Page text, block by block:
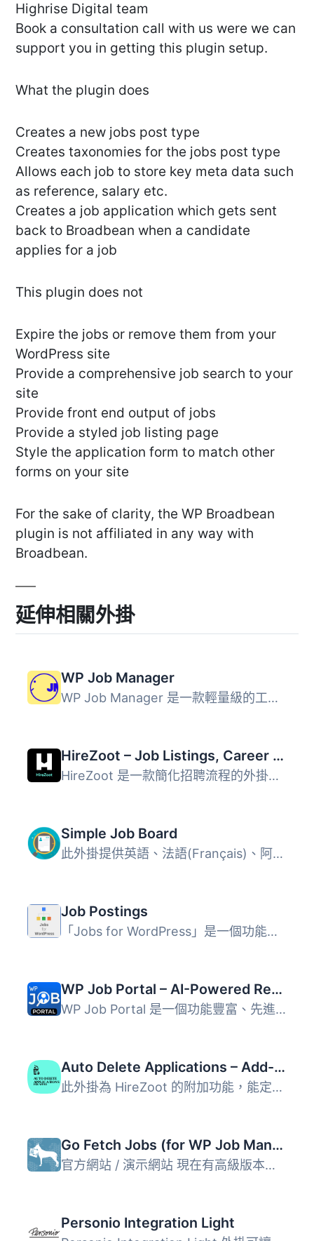
Highrise Digital team
Book a consultation call with us were we can
support you in getting this plugin setup.
What the plugin does
Creates a new jobs post type
Creates taxonomies for the jobs post type
Allows each job to store key meta data such
as reference, salary etc.
Creates a job application which gets sent
back to Broadbean when a candidate
applies for a job
This plugin does not
Expire the jobs or remove them from your
WordPress site
Provide a comprehensive job search to your
site
Provide front end output of jobs
Provide a styled job listing page
Style the application form to match other
forms on your site
For the sake of clarity, the WP Broadbean
plugin is not affiliated in any way with
Broadbean.
延伸相關外掛
WP Job Manager
WP Job Manager 是一款輕量級的工作列表外掛，可將類似招聘網...
HireZoot – Job Listings, Career Page & Recruitment Tool
HireZoot 是一款簡化招聘流程的外掛，讓使用者能夠輕鬆新增職...
Simple Job Board
此外掛提供英語、法語(Français)、阿拉伯語(العربية)、巴西葡...
Job Postings
「Jobs for WordPress」是一個功能強大的 WordPress 外掛，可...
WP Job Portal – AI-Powered Recruitment System for Company or Job Board website
WP Job Portal 是一個功能豐富、先進的招聘外掛，提供華麗的...
Auto Delete Applications – Add-on for HireZoot
此外掛為 HireZoot 的附加功能，能定期自動刪除收到的求職申...
Go Fetch Jobs (for WP Job Manager)
官方網站 / 演示網站 現在有高級版本（有試用版）： ̵...
Personio Integration Light